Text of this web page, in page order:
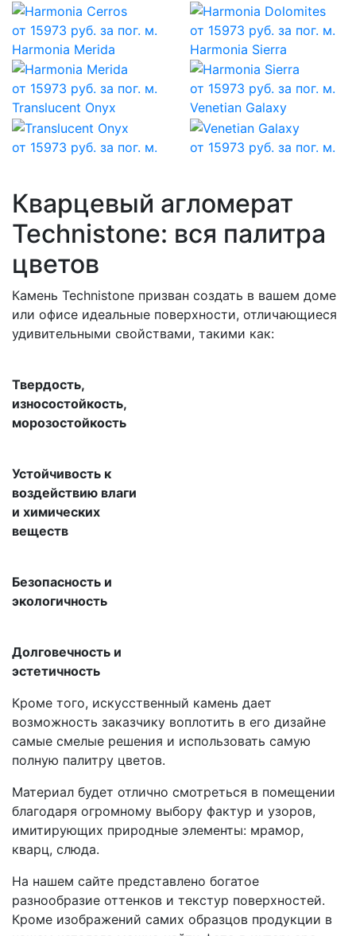
от 15973 руб. за пог. м. от 15973 руб. за пог. м.
Harmonia Merida
от 15973 руб. за пог. м.
Harmonia Sierra
от 15973 руб. за пог. м.
Translucent Onyx
от 15973 руб. за пог. м.
Venetian Galaxy
от 15973 руб. за пог. м.
Кварцевый агломерат
Technistone: вся палитра
цветов
Камень Technistone призван создать в вашем доме
или офисе идеальные поверхности, отличающиеся
удивительными свойствами, такими как:
Твердость,
износостойкость,
морозостойкость
Устойчивость к
воздействию влаги
и химических
веществ
Безопасность и
экологичность
Долговечность и
эстетичность
Кроме того, искусственный камень дает
возможность заказчику воплотить в его дизайне
самые смелые решения и использовать самую
полную палитру цветов.
Материал будет отлично смотреться в помещении
благодаря огромному выбору фактур и узоров,
имитирующих природные элементы: мрамор,
кварц, слюда.
На нашем сайте представлено богатое
разнообразие оттенков и текстур поверхностей.
Кроме изображений самих образцов продукции в